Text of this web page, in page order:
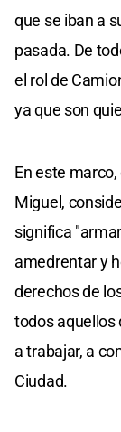
que se iban a
pasada. De
el rol de
ya que son
En este
Miguel,
significa
amedrentar y
derechos de
todos aquellos
a trabajar, a
Ciudad.